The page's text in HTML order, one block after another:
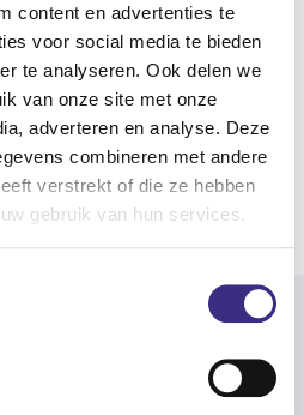
content en advertenties te
voor social media te bieden
te analyseren. Ook delen we
van onze site met onze
adverteren en analyse. Deze
combineren met andere
verstrekt of die ze hebben
gebruik van hun services.
Wzd